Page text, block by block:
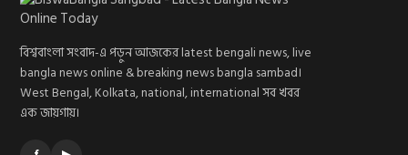
বিশ্ববাংলা সংবাদ-এ পড়ুন আজকের latest bengali news, live
bangla news online & breaking news bangla sambad।
West Bengal, Kolkata, national, international সব খবর
এক জায়গায়।